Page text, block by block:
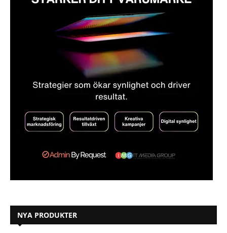
NYA PRODUKTER